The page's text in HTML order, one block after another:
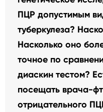
ПЦР допустимым
туберкулеза?
Насколько оно
точное по
диаскин тестом?
посещать врача-
отрицательного